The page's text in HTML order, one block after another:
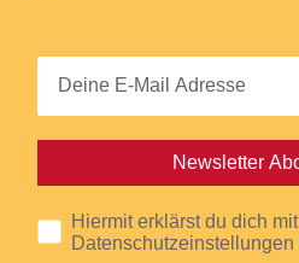
Newsletter
Hiermit erklärst du dich